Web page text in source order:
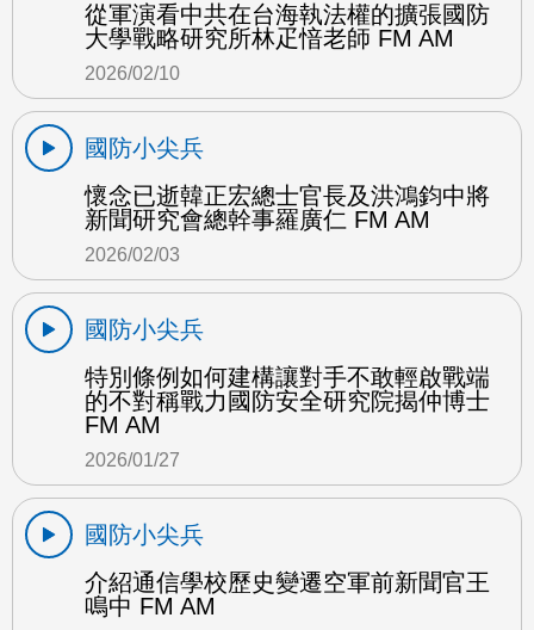
從軍演看中共在台海執法權的擴張國防
大學戰略研究所林疋愔老師 FM AM
2026/02/10
國防小尖兵
懷念已逝韓正宏總士官長及洪鴻鈞中將
新聞研究會總幹事羅廣仁 FM AM
2026/02/03
國防小尖兵
特別條例如何建構讓對手不敢輕啟戰端
的不對稱戰力國防安全研究院揭仲博士
FM AM
2026/01/27
國防小尖兵
介紹通信學校歷史變遷空軍前新聞官王
鳴中 FM AM